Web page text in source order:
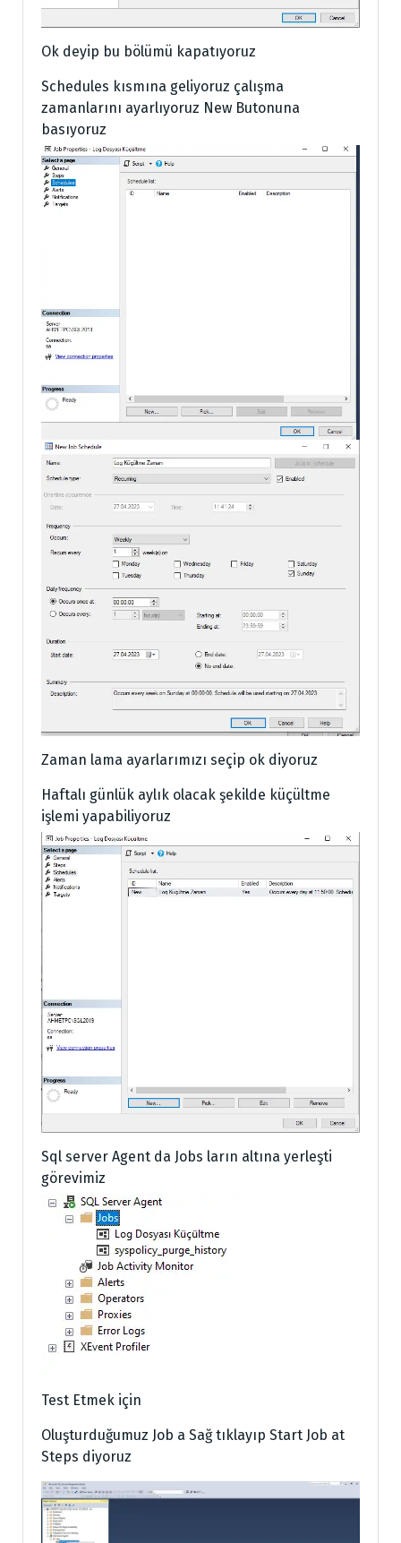
Ok deyip bu bölümü kapatıyoruz
Schedules kısmına geliyoruz çalışma
zamanlarını ayarlıyoruz New Butonuna
basıyoruz
Zaman lama ayarlarımızı seçip ok diyoruz
Haftalı günlük aylık olacak şekilde küçültme
işlemi yapabiliyoruz
Sql server Agent da Jobs ların altına yerleşti
görevimiz
Test Etmek için
Oluşturduğumuz Job a Sağ tıklayıp Start Job at
Steps diyoruz